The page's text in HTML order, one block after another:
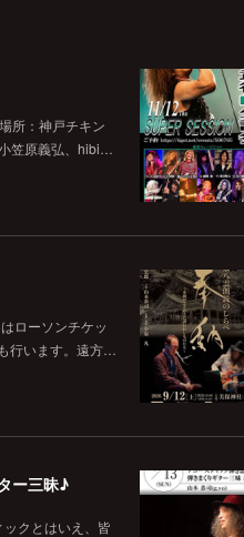
所：神戸チキン
笠原義弘、hibi…
ローソンチケッ
行います。遠方…
ー三昧♪
クとはいえ、皆